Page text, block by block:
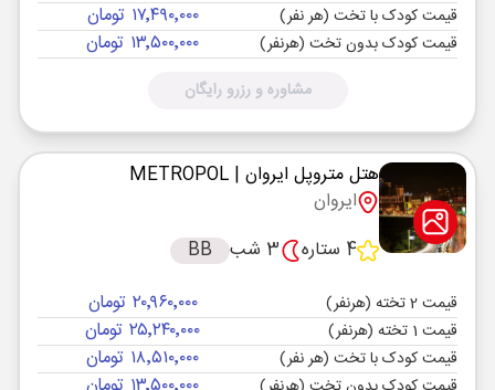
قیمت کودک با تخت (هر نفر) ۱۷٬۴۹۰٬۰۰۰ تومان
قیمت کودک بدون تخت (هرنفر) ۱۳٬۵۰۰٬۰۰۰ تومان
مشاوره و رزرو رایگان
هتل متروپل ایروان | METROPOL
ایروان
4 ستاره
3 شب BB
قیمت 2 تخته (هرنفر) ۲۰٬۹۶۰٬۰۰۰ تومان
قیمت 1 تخته (هرنفر) ۲۵٬۲۴۰٬۰۰۰ تومان
قیمت کودک با تخت (هر نفر) ۱۸٬۵۱۰٬۰۰۰ تومان